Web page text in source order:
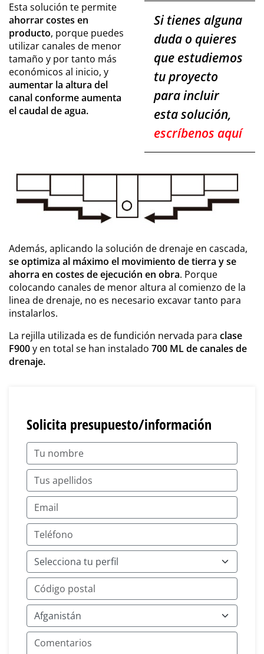
Si tienes alguna
duda o quieres
que estudiemos
tu proyecto
para incluir
esta solución,
escríbenos aquí
Esta solución te permite
ahorrar costes en
producto, porque puedes
utilizar canales de menor
tamaño y por tanto más
económicos al inicio, y
aumentar la altura del
canal conforme aumenta
el caudal de agua.
Además, aplicando la solución de drenaje en cascada,
se optimiza al máximo el movimiento de tierra y se
ahorra en costes de ejecución en obra. Porque
colocando canales de menor altura al comienzo de la
linea de drenaje, no es necesario excavar tanto para
instalarlos.
La rejilla utilizada es de fundición nervada para clase
F900y en total se han instalado 700 ML de canales de
drenaje.
Solicita presupuesto/información